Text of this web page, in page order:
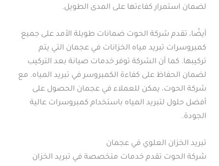
لضمان استمرار كفاءتها على المدى الطويل.
أيضًا، تقدم شركة الحوت ضمانات طويلة الأمد على جميع
كمبروسرات تبريد مياه الخزانات في عجمان التي يتم
تركيبها. كما أن الشركة توفر خدمات صيانة بعد التركيب
لضمان الحفاظ على كفاءة الكمبروسر في تبريد المياه. مع
شركة الحوت، يمكن للعملاء في عجمان الحصول على
أفضل حلول لتبريد المياه باستخدام كمبروسرات عالية
الجودة.
تبريد الخزان العلوي في عجمان
شركة الحوت تقدم خدمات متخصصة في تبريد الخزان